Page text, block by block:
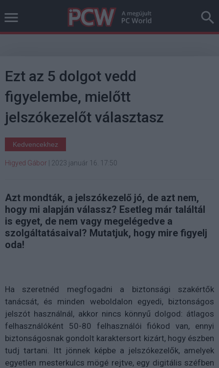
Ezt az 5 dolgot vedd
figyelembe, mielőtt
jelszókezelőt választasz
Kedvencekhez
Higyed Gábor 2023 január 16. 17:50
Azt mondták, a jelszókezelő jó, de azt nem,
hogy mi alapján válassz? Esetleg már találtál
is egyet, de nem vagy megelégedve a
szolgáltatásaival? Mutatjuk, hogy mire figyelj
oda!
Ha szeretnéd megfogadni a biztonsági szakértők
tanácsát, és minden weboldalon egyedi, biztonságos
jelszót használnál, akkor nincs könnyű dolgod: átlagos
felhasználóként 50-80 felhasználói fiókod van, ennyi
biztonságosnak gondolt karaktersort kizárt, hogy észben
tudj tartani. Itt jönnek képbe a jelszókezelők, amelyek
egyetlen mesterkulcs mögé rejtve, egy digitális széfben